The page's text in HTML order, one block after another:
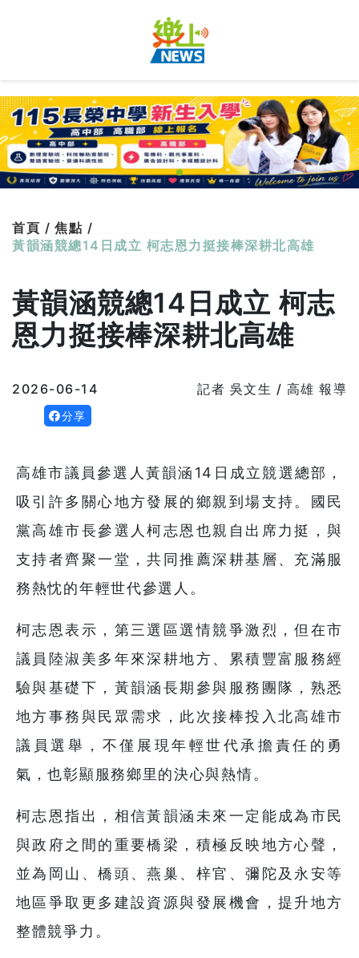
首頁 / 焦點 /
黃韻涵競總14日成立 柯志恩力挺接棒深耕北高雄
黃韻涵競總14日成立 柯志
恩力挺接棒深耕北高雄
2026-06-14 記者 吳文生 / 高雄 報導
分享
高雄市議員參選人黃韻涵14日成立競選總部，
吸引許多關心地方發展的鄉親到場支持。國民
黨高雄市長參選人柯志恩也親自出席力挺，與
支持者齊聚一堂，共同推薦深耕基層、充滿服
務熱忱的年輕世代參選人。
柯志恩表示，第三選區選情競爭激烈，但在市
議員陸淑美多年來深耕地方、累積豐富服務經
驗與基礎下，黃韻涵長期參與服務團隊，熟悉
地方事務與民眾需求，此次接棒投入北高雄市
議員選舉，不僅展現年輕世代承擔責任的勇
氣，也彰顯服務鄉里的決心與熱情。
柯志恩指出，相信黃韻涵未來一定能成為市民
與政府之間的重要橋梁，積極反映地方心聲，
並為岡山、橋頭、燕巢、梓官、彌陀及永安等
地區爭取更多建設資源與發展機會，提升地方
整體競爭力。